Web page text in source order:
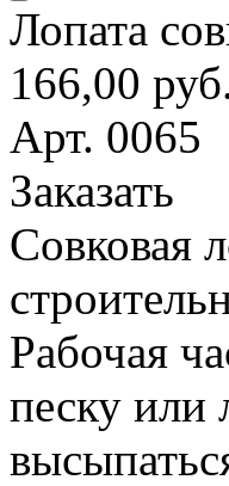
Лопата
166,00
Арт. 0065
Заказать
Совковая
Рабочая
песку или